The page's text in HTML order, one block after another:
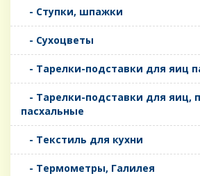
- Ступки, шпажки
- Сухоцветы
- Тарелки-подставки для яиц
- Тарелки-подставки для яиц,
пасхальные
- Текстиль для кухни
- Термометры, Галилея